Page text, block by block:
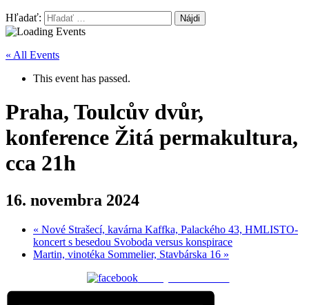
Hľadať:
« All Events
This event has passed.
Praha, Toulcův dvůr,
konference Žitá permakultura,
cca 21h
16. novembra 2024
« Nové Strašecí, kavárna Kaffka, Palackého 43, HMLISTO-
koncert s besedou Svoboda versus konspirace
Martin, vinotéka Sommelier, Stavbárska 16 »
Zdielaj na facebooku